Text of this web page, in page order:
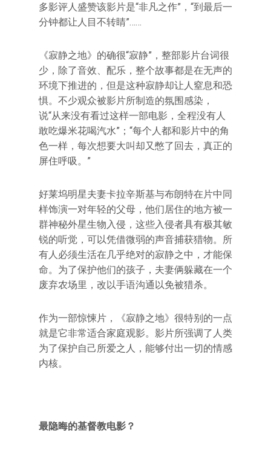
多影评人盛赞该影片是“非凡之作”，“到最后一
分钟都让人目不转睛”……
《寂静之地》的确很“寂静”，整部影片台词很
少，除了音效、配乐，整个故事都是在无声的
环境下推进的，但是这种寂静却让人窒息和恐
惧。不少观众被影片所制造的氛围感染，
说“从来没有看过这样一部电影，全程没有人
敢吃爆米花喝汽水”；“每个人都和影片中的角
色一样，每次想要大叫却又憋了回去，真正的
屏住呼吸。”
好莱坞明星夫妻卡拉辛斯基与布朗特在片中同
样饰演一对年轻的父母，他们居住的地方被一
群神秘外星生物入侵，这些入侵者具有极其敏
锐的听觉，可以凭借微弱的声音捕获猎物。所
有人必须生活在几乎绝对的寂静之中，才能保
命。为了保护他们的孩子，夫妻俩躲藏在一个
废弃农场里，改以手语沟通以免被猎杀。
作为一部惊悚片，《寂静之地》很特别的一点
就是它非常适合家庭观影。影片所强调了人类
为了保护自己所爱之人，能够付出一切的情感
内核。
最隐晦的基督教电影？